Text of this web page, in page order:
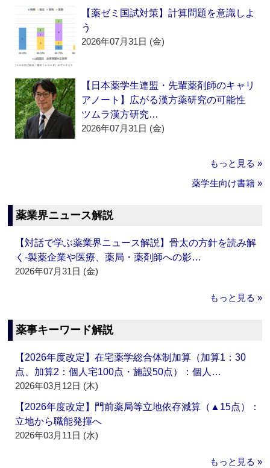
【薬ゼミ国試対策】計算問題を意識しよ
う
2026年07月31日 (金)
【日本薬学生連盟・先輩薬剤師のキャリ
アノート】広がる漢方薬研究の可能性
ツムラ漢方研究…
2026年07月31日 (金)
もっと見る »
薬学生向け書籍 »
薬業界ニュース解説
【対話で学ぶ薬業界ニュース解説】骨太の方針を読み解
く‐製薬企業や医療、薬局・薬剤師への影…
2026年07月31日 (金)
もっと見る »
薬事キーワード解説
【2026年度改定】在宅薬学総合体制加算（加算1：30
点、加算2：個人宅100点・施設50点）：個人…
2026年03月12日 (木)
【2026年度改定】門前薬局等立地依存減算（▲15点）：
立地から職能発揮へ
2026年03月11日 (水)
もっと見る »